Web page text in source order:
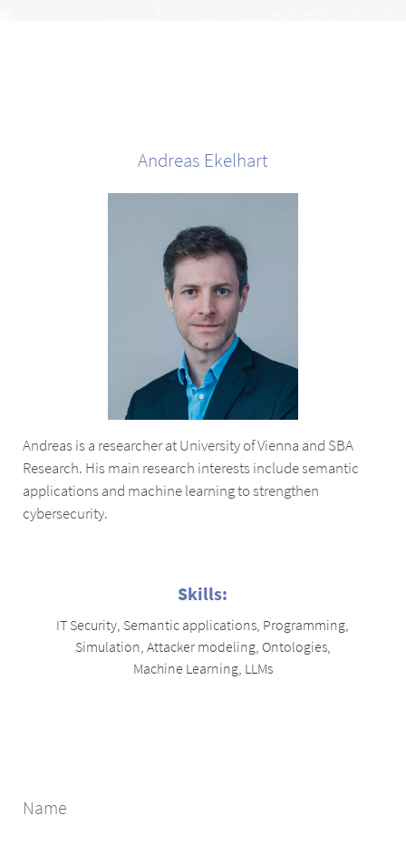
Andreas Ekelhart
Andreas is a researcher at University of Vienna and SBA
Research. His main research interests include semantic
applications and machine learning to strengthen
cybersecurity.
Skills:
IT Security Semantic applications Programming
Simulation Attacker modeling, Ontologies,
Machine Learning, LLMs
Name